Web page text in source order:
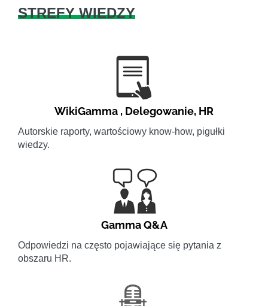
STREFY WIEDZY
WikiGamma , Delegowanie, HR
Autorskie raporty, wartościowy know-how, pigułki
wiedzy.
Gamma Q&A
Odpowiedzi na często pojawiające się pytania z
obszaru HR.